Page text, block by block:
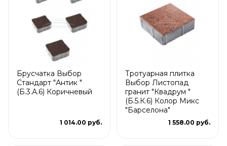
Брусчатка Выбор
Стандарт "Антик "
(Б.3.А.6) Коричневый
1 014.00 руб.
Тротуарная плитка
Выбор Листопад
гранит "Квадрум "
(Б.5.К.6) Колор Микс
"Барселона"
1 558.00 руб.